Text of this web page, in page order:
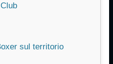
sul territorio